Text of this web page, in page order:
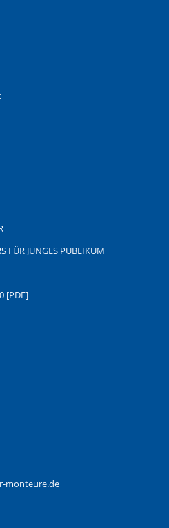
FÜR JUNGES PUBLIKUM
[PDF]
monteure.de